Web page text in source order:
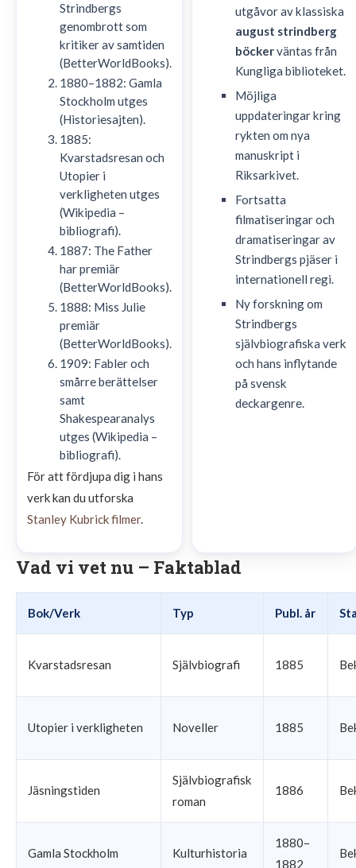
Strindbergs
genombrott som
kritiker av samtiden
(BetterWorldBooks).
1880–1882: Gamla
Stockholm utges
(Historiesajten).
1885:
Kvarstadsresan och
Utopier i
verkligheten utges
(Wikipedia –
bibliografi).
1887: The Father
har premiär
(BetterWorldBooks).
1888: Miss Julie
premiär
(BetterWorldBooks).
1909: Fabler och
smårre berättelser
samt
Shakespearanalys
utges (Wikipedia –
bibliografi).
För att fördjupa dig i hans
verk kan du utforska
Stanley Kubrick filmer.
utgåvor av klassiska
august strindberg
böckerväntas från
Kungliga biblioteket.
Möjliga
uppdateringar kring
rykten om nya
manuskript i
Riksarkivet.
Fortsatta
filmatiseringar och
dramatiseringar av
Strindbergs pjäser i
internationell regi.
Ny forskning om
Strindbergs
självbiografiska verk
och hans inflytande
på svensk
deckargenre.
Vad vi vet nu – Faktablad
Bok/Verk Typ Publ. år
Kvarstadsresan Självbiografi 1885
Utopier i verkligheten Noveller 1885
Jäsningstiden
Självbiografisk
roman
1886
Gamla Stockholm Kulturhistoria
1880–
1882